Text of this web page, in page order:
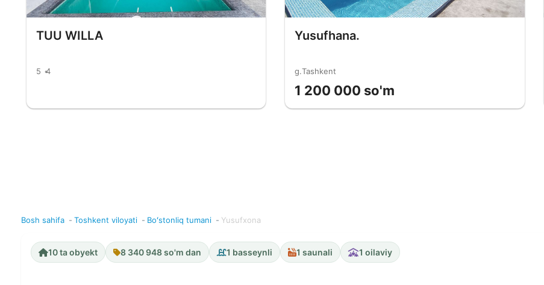
TUU WILLA
5 4
Yusufhana.
g.Tashkent
1 200 000 so'm
Bosh sahifa Toshkent viloyati Boʻstonliq tumani Yusufxona
10 ta obyekt 8 340 948 so'm dan 1 basseynli 1 saunali 1 oilaviy